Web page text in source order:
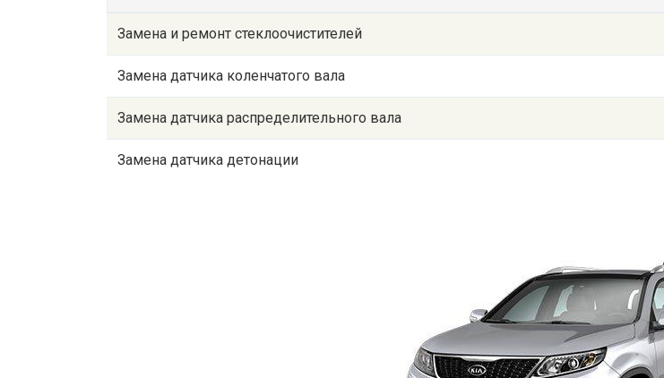
Замена и ремонт стеклоочистителей
Замена датчика коленчатого вала
Замена датчика распределительного вала
Замена датчика детонации